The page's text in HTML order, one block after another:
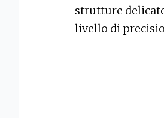
strutture
livello di